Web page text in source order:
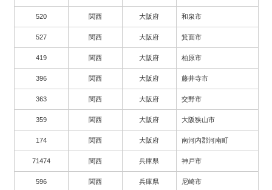
520 関西 大阪府 和泉市
527 関西 大阪府 箕面市
419 関西 大阪府 柏原市
396 関西 大阪府 藤井寺市
363 関西 大阪府 交野市
359 関西 大阪府 大阪狭山市
174 関西 大阪府 南河内郡河南町
71474 関西 兵庫県 神戸市
596 関西 兵庫県 尼崎市